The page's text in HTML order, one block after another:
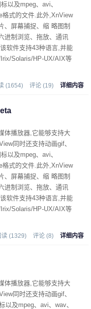
以及mpeg、avi、
式的文件.此外,XnView
、屏幕捕捉、缩 略图制
进制浏览、拖放、通讯
软件支持43种语言,并能
Solaris/HP-UX/AIX等
(1654) 评论 (19) 详细内容
体播放器,它能够支持大
同时还支持动画gif、
以及mpeg、avi、
式的文件.此外,XnView
、屏幕捕捉、缩 略图制
进制浏览、拖放、通讯
软件支持43种语言,并能
Solaris/HP-UX/AIX等
读 (1329) 评论 (8) 详细内容
体播放器,它能够支持大
同时还支持动画gif、
以及mpeg、avi、wav、